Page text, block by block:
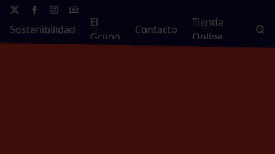
Sostenibilidad
El
Grupo
Contacto
Tienda
Online